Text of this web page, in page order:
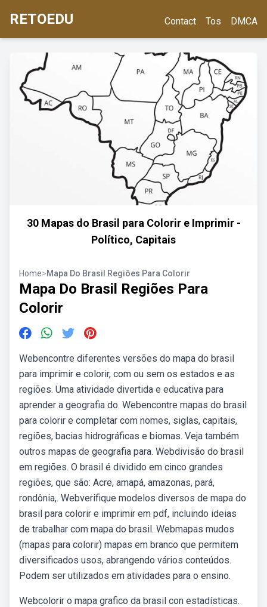
RETOEDU Contact Tos DMCA
30 Mapas do Brasil para Colorir e Imprimir -
Político, Capitais
Home>Mapa Do Brasil Regiões Para Colorir
Mapa Do Brasil Regiões Para
Colorir
Webencontre diferentes versões do mapa do brasil
para imprimir e colorir, com ou sem os estados e as
regiões. Uma atividade divertida e educativa para
aprender a geografia do. Webencontre mapas do brasil
para colorir e completar com nomes, siglas, capitais,
regiões, bacias hidrográficas e biomas. Veja também
outros mapas de geografia para. Webdivisão do brasil
em regiões. O brasil é dividido em cinco grandes
regiões, que são: Acre, amapá, amazonas, pará,
rondônia,. Webverifique modelos diversos de mapa do
brasil para colorir e imprimir em pdf, incluindo ideias
de trabalhar com mapa do brasil. Webmapas mudos
(mapas para colorir) mapas em branco que permitem
diversificados usos, abrangendo vários conteúdos.
Podem ser utilizados em atividades para o ensino.
Webcolorir o mapa grafico da brasil con estadísticas.